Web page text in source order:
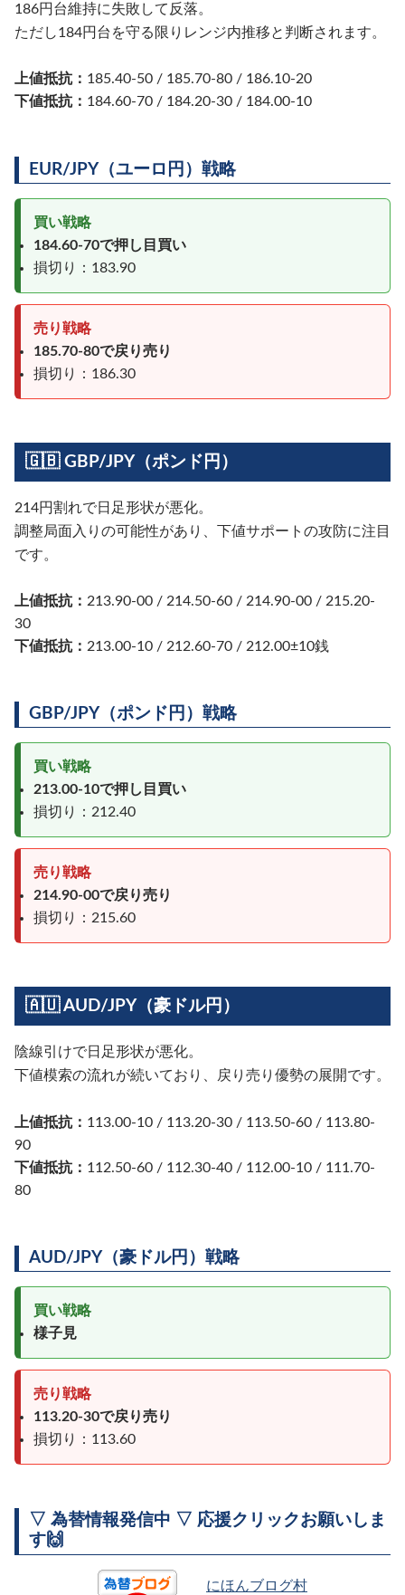
186円台維持に失敗して反落。
ただし184円台を守る限りレンジ内推移と判断されます。
上値抵抗： 185.40-50 / 185.70-80 / 186.10-20
下値抵抗： 184.60-70 / 184.20-30 / 184.00-10
EUR/JPY（ユーロ円）戦略
買い戦略
184.60-70で押し目買い
損切り：183.90
売り戦略
185.70-80で戻り売り
損切り：186.30
🇬🇧 GBP/JPY（ポンド円）
214円割れで日足形状が悪化。
調整局面入りの可能性があり、下値サポートの攻防に注目
です。
上値抵抗： 213.90-00 / 214.50-60 / 214.90-00 / 215.20-
30
下値抵抗： 213.00-10 / 212.60-70 / 212.00±10銭
GBP/JPY（ポンド円）戦略
買い戦略
213.00-10で押し目買い
損切り：212.40
売り戦略
214.90-00で戻り売り
損切り：215.60
🇦🇺 AUD/JPY（豪ドル円）
陰線引けで日足形状が悪化。
下値模索の流れが続いており、戻り売り優勢の展開です。
上値抵抗： 113.00-10 / 113.20-30 / 113.50-60 / 113.80-
90
下値抵抗： 112.50-60 / 112.30-40 / 112.00-10 / 111.70-
80
AUD/JPY（豪ドル円）戦略
買い戦略
様子見
売り戦略
113.20-30で戻り売り
損切り：113.60
▽ 為替情報発信中 ▽ 応援クリックお願いしま
す🙌
にほんブログ村